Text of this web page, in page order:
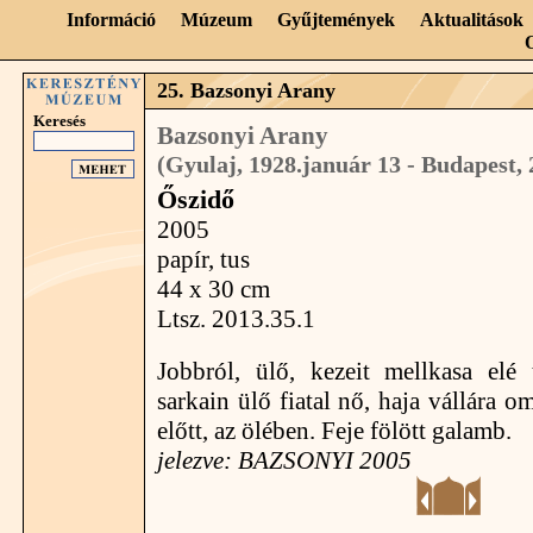
Információ Múzeum Gyűjtemények
Aktualitások
Keresés
25. Bazsonyi Arany
Bazsonyi Arany
(Gyulaj, 1928.január 13 - Budapest,
Őszidő
2005
papír, tus
44 x 30 cm
Ltsz. 2013.35.1
Jobbról, ülő, kezeit mellkasa
sarkain ülő fiatal nő, haja vállára
előtt, az ölében. Feje fölött galamb.
jelezve: BAZSONYI 2005